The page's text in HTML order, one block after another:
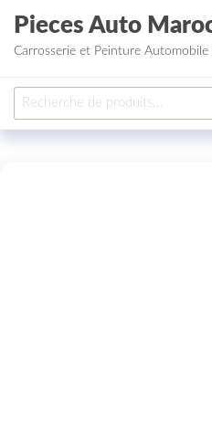
Aller au contenu
Pieces Auto
Carrosserie et Peinture Automobile
Recherche pour :